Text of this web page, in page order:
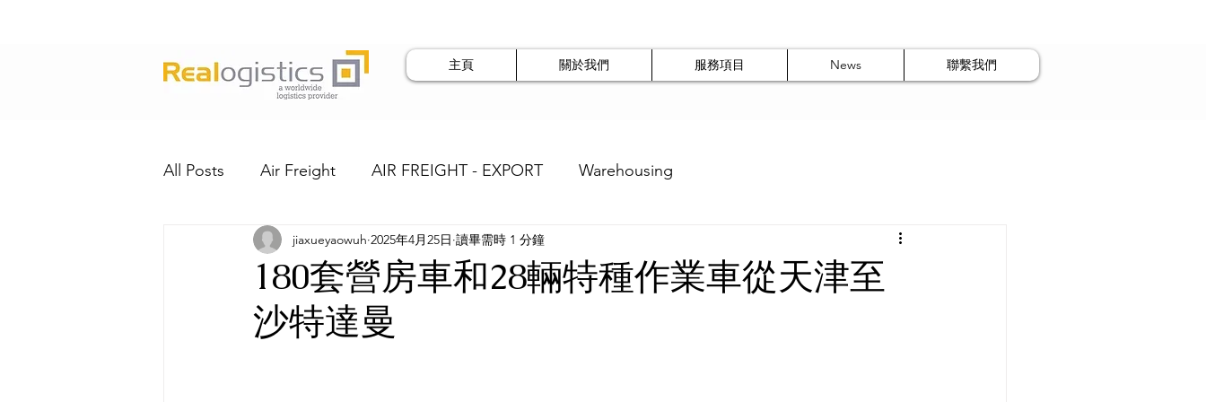
主頁 關於我們 服務項目 News 聯繫我們
All Posts Air Freight AIR FREIGHT - EXPORT Warehousing
180套營房車和28輛特種作業車從天津至
沙特達曼
jiaxueyaowuh 2025年4月25日 讀畢需時 1 分鐘